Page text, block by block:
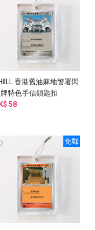
香港舊油麻地警署閃
特色手信鎖匙扣
58
免郵